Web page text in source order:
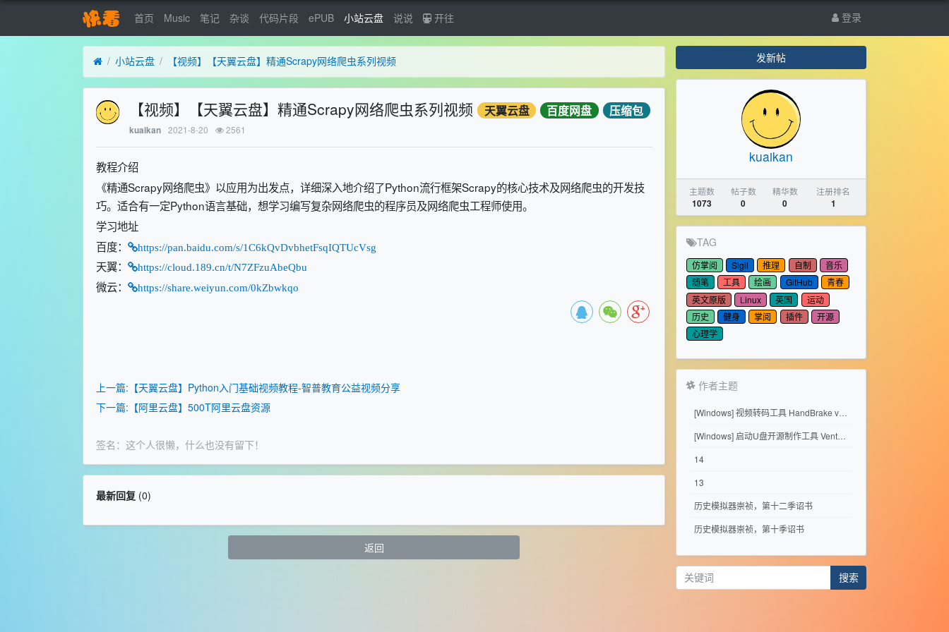
首页 Music 笔记 杂谈 代码片段 ePUB 小站云盘 说说 开往 登录
小站云盘 【视频】【天翼云盘】精通Scrapy网络爬虫系列视频
【视频】【天翼云盘】精通Scrapy网络爬虫系列视频 天翼云盘 百度网盘 压缩包
kuaikan 2021-8-20 2561
教程介绍
《精通Scrapy网络爬虫》以应用为出发点，详细深入地介绍了Python流行框架Scrapy的核心技术及网络爬虫的开发技
巧。适合有一定Python语言基础，想学习编写复杂网络爬虫的程序员及网络爬虫工程师使用。
学习地址
百度：
https://pan.baidu.com/s/1C6kQvDvbhetFsqIQTUcVsg
天翼： https://cloud.189.cn/t/N7ZFzuAbeQbu
微云： https://share.weiyun.com/0kZbwkqo
上一篇:【天翼云盘】Python入门基础视频教程-智普教育公益视频分享
下一篇:【阿里云盘】500T阿里云盘资源
签名：这个人很懒，什么也没有留下！
最新回复(0)
返回
发新帖
kuaikan
主题数
1073
帖子数
0
精华数
0
注册排名
1
TAG
仿掌阅 Sigil 推理 自制
音乐
随笔
工具 绘画 GitHub
青春
英文原版
Linux 英国
运动
历史
健身 掌阅 插件
开源
心理学
作者主题
[Windows] 视频转码工具 HandBrake v1.11.2
[Windows] 启动U盘开源制作工具 Ventoy 1.1.17
14
13
历史模拟器崇祯，第十二季诏书
历史模拟器崇祯，第十季诏书
搜索